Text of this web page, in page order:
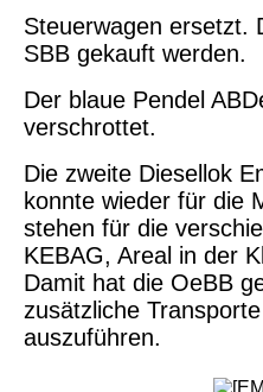
Steuerwagen ersetzt.
SBB gekauft werden.
Der blaue Pendel
verschrottet.
Die zweite Diesellok
konnte wieder für die
stehen für die
KEBAG, Areal in der
Damit hat die OeBB
zusätzliche
auszuführen.